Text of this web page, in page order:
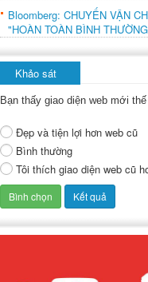
Bloomberg: CHUYẾN VẬN
"HOÀN TOÀN BÌNH
Khảo sát
Bạn thấy giao diện web mới
Đẹp và tiện lợi hơn web cũ
Bình thường
Tôi thích giao diện web cũ